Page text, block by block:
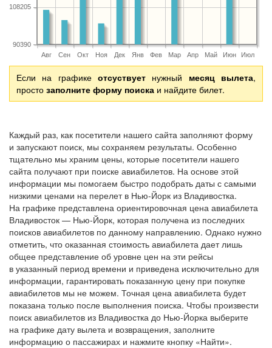
Авг Сен Окт Ноя Дек Янв Фев Мар Апр Май Июн Июл
90390
108205
Если на графике отсуствует нужный месяц вылета,
простозаполните форму поиска и найдите билет.
Каждый раз, как посетители нашего сайта заполняют форму
и запускают поиск, мы сохраняем результаты. Особенно
тщательно мы храним цены, которые посетители нашего
сайта получают при поиске авиабилетов. На основе этой
информации мы помогаем быстро подобрать даты с самыми
низкими ценами на перелет в Нью-Йорк из Владивостка.
На графике представлена ориентировочная цена авиабилета
Владивосток — Нью-Йорк, которая получена из последних
поисков авиабилетов по данному направлению. Однако нужно
отметить, что оказанная стоимость авиабилета дает лишь
общее представление об уровне цен на эти рейсы
в указанный период времени и приведена исключительно для
информации, гарантировать показанную цену при покупке
авиабилетов мы не можем. Точная цена авиабилета будет
показана только после выполнения поиска. Чтобы произвести
поиск авиабилетов из Владивостка до Нью-Йорка выберите
на графике дату вылета и возвращения, заполните
информацию о пассажирах и нажмите кнопку «Найти».